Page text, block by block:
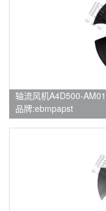
轴流风机A4D500-
品牌:ebmpapst